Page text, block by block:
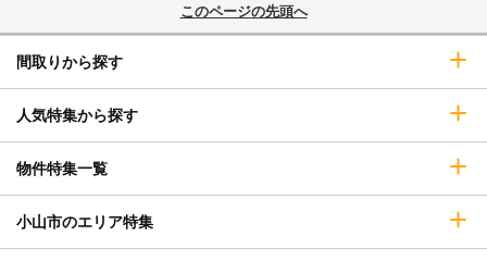
このページの先頭へ
間取りから探す
人気特集から探す
物件特集一覧
小山市のエリア特集